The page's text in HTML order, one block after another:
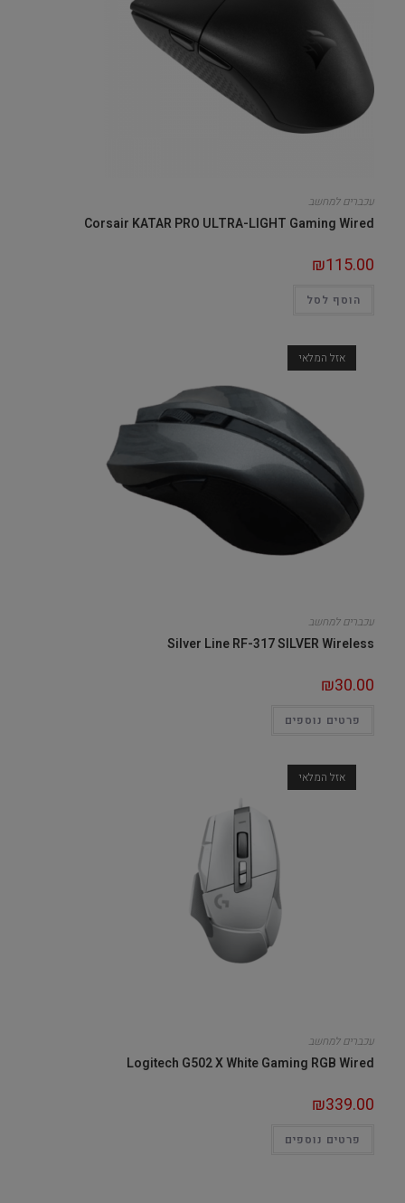
עכברים למחשב
Corsair KATAR PRO ULTRA-LIGHT Gaming Wired
₪115.00
הוסף לסל
אזל המלאי
עכברים למחשב
Silver Line RF-317 SILVER Wireless
₪30.00
פרטים נוספים
אזל המלאי
עכברים למחשב
Logitech G502 X White Gaming RGB Wired
₪339.00
פרטים נוספים